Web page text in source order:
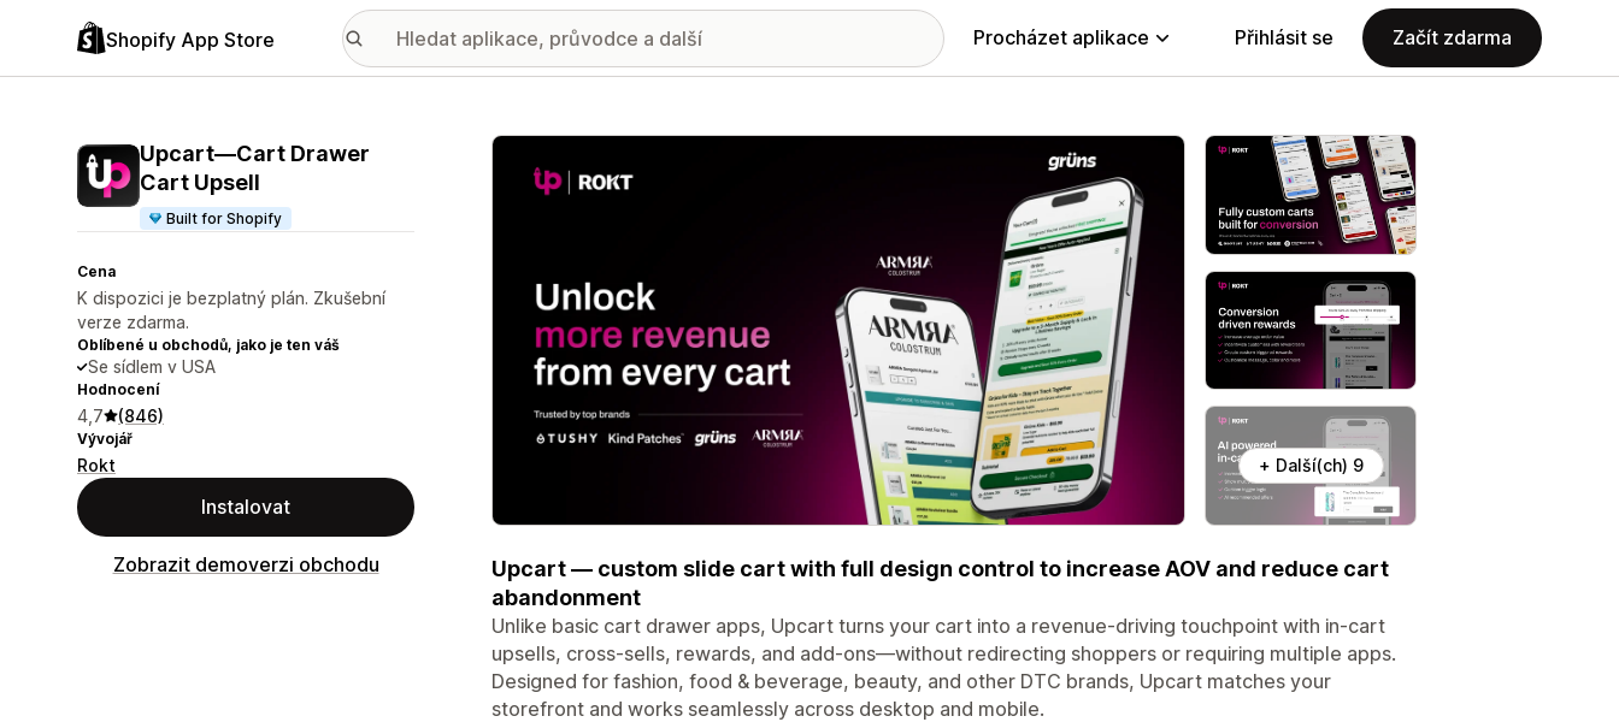
Shopify App Store Procházet aplikace Přihlásit se Začít zdarma
Upcart—Cart Drawer
Cart Upsell
Built for Shopify
Cena
K dispozici je bezplatný plán. Zkušební
verze zdarma.
Oblíbené u obchodů, jako je ten váš
Se sídlem v USA
Hodnocení
4,7 (846)
Vývojář
Rokt
Instalovat
Zobrazit demoverzi obchodu
Galerie propagovaných obrázků
+ Další(ch) 9
Upcart — custom slide cart with full design control to increase AOV and reduce cart
abandonment
Unlike basic cart drawer apps, Upcart turns your cart into a revenue-driving touchpoint with in-cart
upsells, cross-sells, rewards, and add-ons—without redirecting shoppers or requiring multiple apps.
Designed for fashion, food & beverage, beauty, and other DTC brands, Upcart matches your
storefront and works seamlessly across desktop and mobile.